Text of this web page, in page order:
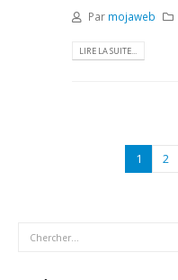
Par mojaweb
LIRE LA SUITE...
1 2